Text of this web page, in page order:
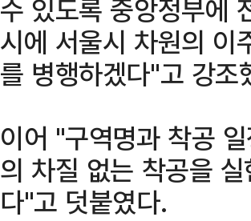
수 있도록 중앙정부에
시에 서울시 차원의 이
를 병행하겠다"고 강조
이어 "구역명과 착공
의 차질 없는 착공을
다"고 덧붙였다.